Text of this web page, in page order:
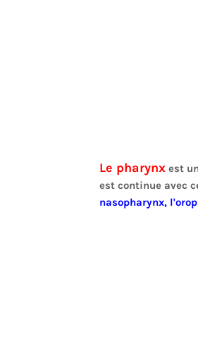
Le pharynxest
est continue avec
nasopharynx,